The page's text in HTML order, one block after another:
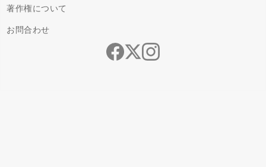
著作権について
お問合わせ